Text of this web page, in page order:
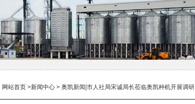
网站首页 >新闻中心 > 奥凯新闻|市人社局宋诚局长莅临奥凯种机开展调研